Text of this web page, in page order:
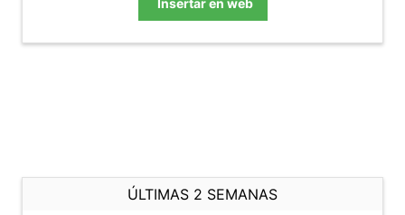
Insertar en web
ÚLTIMAS 2 SEMANAS